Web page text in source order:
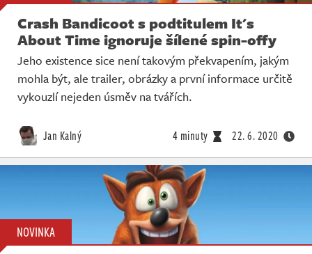
Crash Bandicoot s podtitulem It's
About Time ignoruje šílené spin-offy
Jeho existence sice není takovým překvapením, jakým
mohla být, ale trailer, obrázky a první informace určitě
vykouzlí nejeden úsměv na tvářích.
Jan Kalný 4 minuty 22. 6. 2020
NOVINKA